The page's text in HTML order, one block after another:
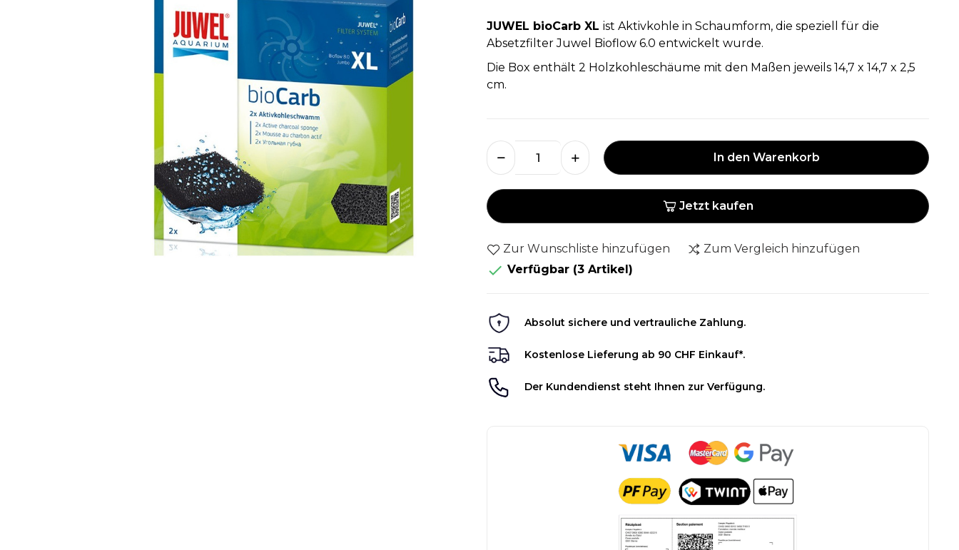
JUWEL bioCarb XL ist Aktivkohle in Schaumform, die speziell für die
Absetzfilter Juwel Bioflow 6.0 entwickelt wurde.
Die Box enthält 2 Holzkohleschäume mit den Maßen jeweils 14,7 x 14,7 x 2,5
cm.
In den Warenkorb
Jetzt kaufen
Zur Wunschliste hinzufügen Zum Vergleich hinzufügen
 Verfügbar (3 Artikel)
Absolut sichere und vertrauliche Zahlung.
Kostenlose Lieferung ab 90 CHF Einkauf*.
Der Kundendienst steht Ihnen zur Verfügung.